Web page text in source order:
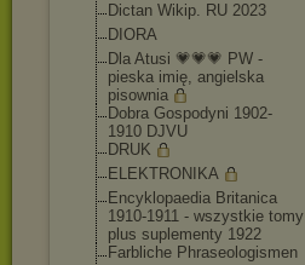
Dictan Wikip. RU 2023
DIORA
Dla Atusi 💗💗💗 PW -
pieska imię, angielska
pisownia
Dobra Gospodyni 1902-
1910 DJVU
DRUK
ELEKTRONIKA
Encyklopaedia Britanica
1910-1911 - wszystkie tomy
plus suplementy 1922
Farbliche Phraseologismen